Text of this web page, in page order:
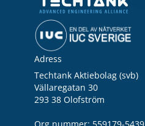
Adress
Techtank Aktiebolag (svb)
Vällaregatan 30
293 38 Olofström